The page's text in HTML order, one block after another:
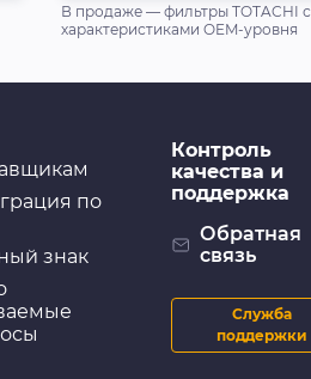
В продаже — фильтры TOTACHI с
характеристиками OEM-уровня
по
знак
Контроль
качества и
поддержка
Обратная
связь
Служба
поддержки